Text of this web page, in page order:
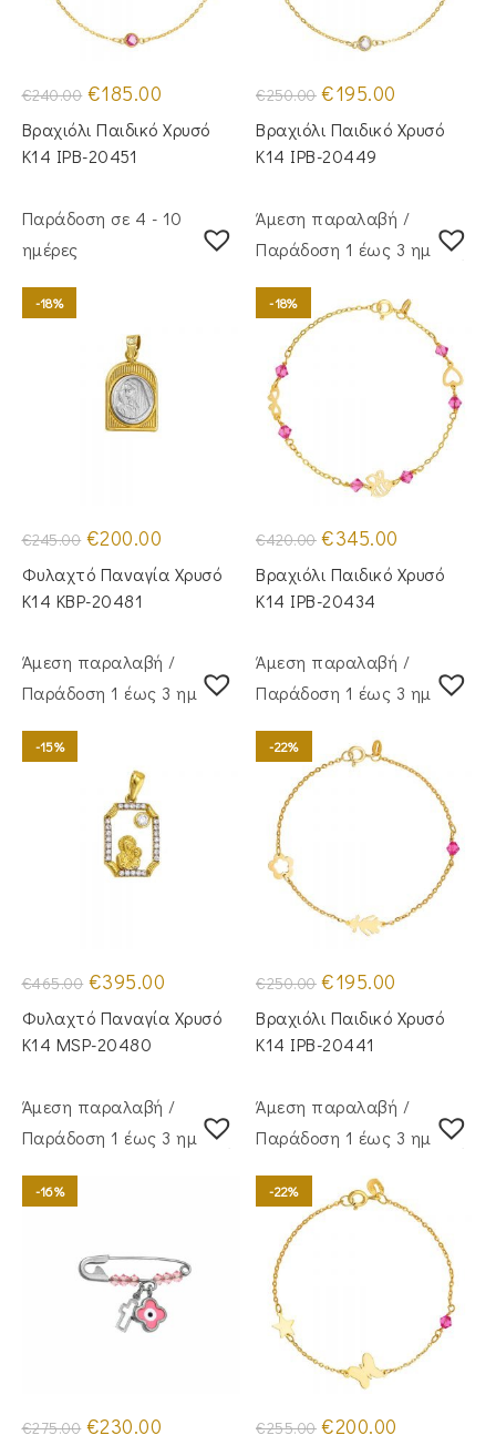
€240.00 Original
price
was:
€240.00.
€185.00
τιμή
είναι:
Βραχιόλι Παιδικό Χρυσό
Κ14 IPB-20451
€250.00 Original
price
was:
€250.00.
€195.00
τιμή
είναι:
Βραχιόλι Παιδικό Χρυσό
Κ14 IPB-20449
Παράδοση σε 4 - 10
ημέρες
-18%
€245.00 Original
price
was:
€245.00.
€200.00
τιμή
είναι:
Φυλαχτό Παναγία Χρυσό
Κ14 KBP-20481
Άμεση παραλαβή /
Παράδoση 1 έως 3 ημέρες
-18%
€420.00 Original
price
was:
€420.00.
€345.00
τιμή
είναι:
Βραχιόλι Παιδικό Χρυσό
Κ14 IPB-20434
Άμεση παραλαβή /
Παράδoση 1 έως 3 ημέρες
-15%
€465.00 Original
price
was:
€465.00.
€395.00
τιμή
είναι:
Φυλαχτό Παναγία Χρυσό
Κ14 MSP-20480
Άμεση παραλαβή /
Παράδoση 1 έως 3 ημέρες
-22%
€250.00 Original
price
was:
€250.00.
€195.00
τιμή
είναι:
Βραχιόλι Παιδικό Χρυσό
Κ14 IPB-20441
Άμεση παραλαβή /
Παράδoση 1 έως 3 ημέρες
-16%
€275.00 Original
€230.00
Άμεση παραλαβή /
Παράδoση 1 έως 3 ημέρες
-22%
€255.00 Original
€200.00